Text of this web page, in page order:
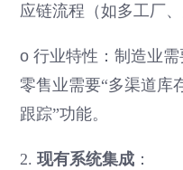
应链流程（如多工厂、
o行业特性：制造业需
零售业需要“多渠道库
跟踪”功能。
2.现有系统集成 ：